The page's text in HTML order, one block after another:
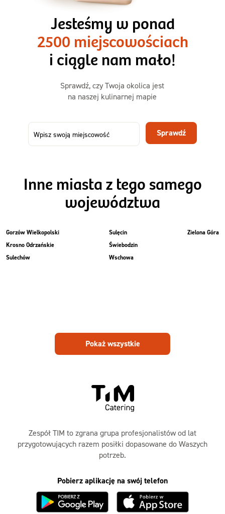
1500kcal - 2250kcal
3 sycące posiłki o większej objętości. Mniej dań,
ta sama wygoda!
50,31 zł
73,99
-32%
Menu
Jesteśmy w ponad
2500 miejscowościach
i ciągle nam mało!
Sprawdź, czy Twoja okolica jest
na naszej kulinarnej mapie
Sprawdź
Inne miasta z tego samego
województwa
Gorzów Wielkopolski
Krosno Odrzańskie
Sulechów
Sulęcin
Świebodzin
Wschowa
Zielona Góra
Pokaż wszystkie
Zespół TIM to zgrana grupa profesjonalistów od lat
przygotowujących razem posiłki dopasowane do Waszych
potrzeb.
Pobierz aplikację na swój telefon